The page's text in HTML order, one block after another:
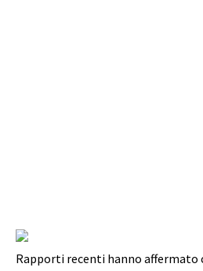
Rapporti recenti hanno affermato